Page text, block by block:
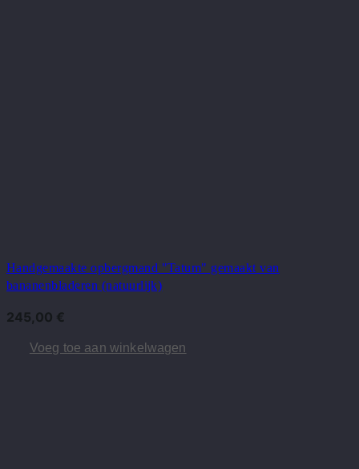
Handgemaakte opbergmand "Tatum" gemaakt van
bananenbladeren (natuurlijk)
245,00 €
Voeg toe aan winkelwagen